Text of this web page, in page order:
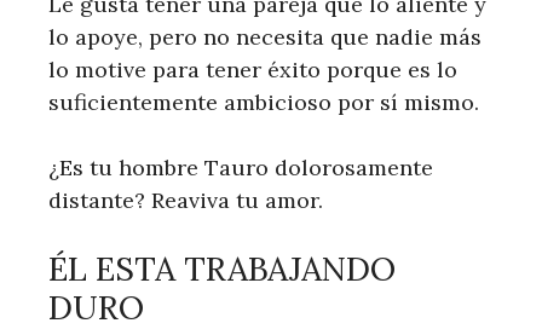
lo apoye, pero no necesita que nadie más
lo motive para tener éxito porque es lo
suficientemente ambicioso por sí mismo.
¿Es tu hombre Tauro dolorosamente
distante? Reaviva tu amor.
ÉL ESTA TRABAJANDO
DURO